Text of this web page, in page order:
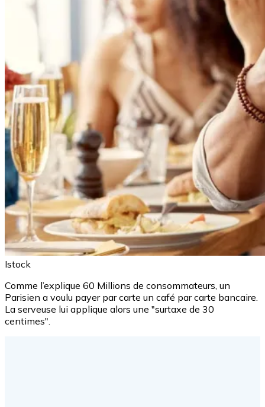
Istock
Comme l’explique 60 Millions de consommateurs, un
Parisien a voulu payer par carte un café par carte bancaire.
La serveuse lui applique alors une "surtaxe de 30
centimes".